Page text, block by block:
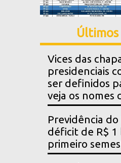
Últimos
Vices das
presidenciais
ser definidos
veja os nomes
Previdência
déficit de R$ 1
primeiro